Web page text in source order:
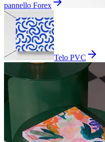
pannello Forex
Telo PVC